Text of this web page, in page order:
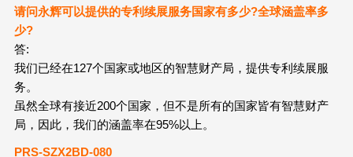
请问永辉可以提供的专利续展服务国家有多少?全球涵盖率多
少?
答:
我们已经在127个国家或地区的智慧财产局，提供专利续展服
务。
虽然全球有接近200个国家，但不是所有的国家皆有智慧财产
局，因此，我们的涵盖率在95%以上。
PRS-SZX2BD-080